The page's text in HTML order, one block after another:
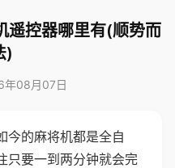
遥控器哪里有(顺势而
)
年08月07日
今的麻将机都是全自
只要一到两分钟就会完